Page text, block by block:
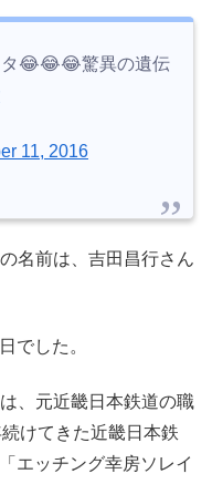
タ😂😂😂驚異の遺伝
11, 2016
名前は、吉田昌行さん
でした。
、元近畿日本鉄道の職
けてきた近畿日本鉄
エッチング幸房ソレイ